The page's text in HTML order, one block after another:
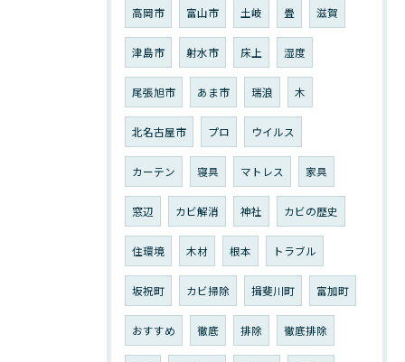
高岡市 富山市 土岐 畳 滋賀
津島市 射水市 床上 湿度
尾張旭市 あま市 瑞浪 木
北名古屋市 プロ ウイルス
カーテン 寝具 マトレス 家具
窓辺 カビ解消 神社 カビの歴史
住環境 木材 根本 トラブル
坂祝町 カビ掃除 揖斐川町 富加町
おすすめ 徹底 排除 徹底排除